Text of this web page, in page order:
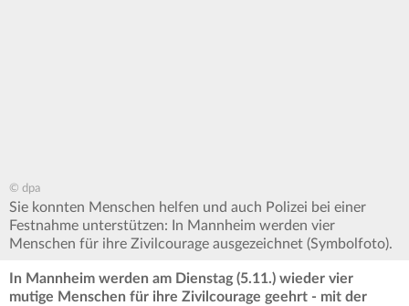
© dpa
Sie konnten Menschen helfen und auch Polizei bei einer
Festnahme unterstützen: In Mannheim werden vier
Menschen für ihre Zivilcourage ausgezeichnet (Symbolfoto).
In Mannheim werden am Dienstag (5.11.) wieder vier
mutige Menschen für ihre Zivilcourage geehrt - mit der